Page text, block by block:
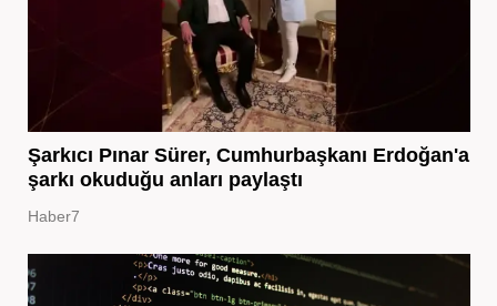
Şarkıcı Pınar Sürer, Cumhurbaşkanı Erdoğan'a
şarkı okuduğu anları paylaştı
Haber7